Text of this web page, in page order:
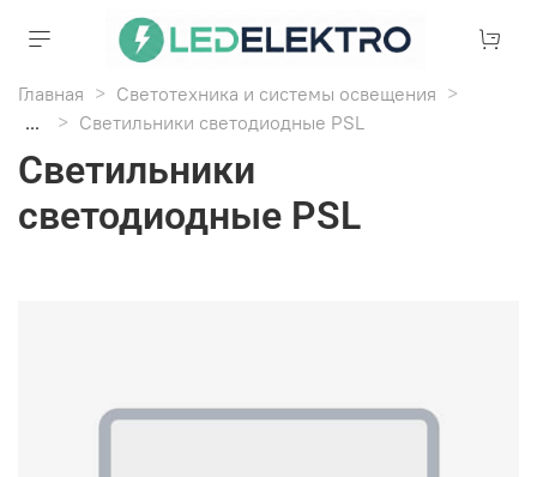
Главная
Светотехника и системы освещения
...
Светильники светодиодные PSL
Светильники
светодиодные PSL